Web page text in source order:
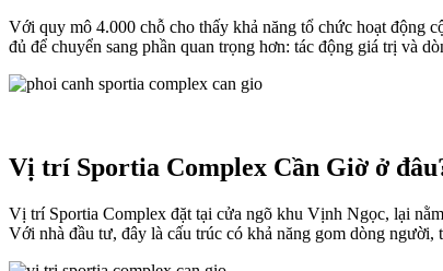
Với quy mô 4.000 chỗ cho thấy khả năng tổ chức hoạt động
đủ để chuyển sang phần quan trọng hơn: tác động giá trị và
Vị trí Sportia Complex Cần Giờ ở
Vị trí Sportia Complex đặt tại cửa ngõ khu Vịnh Ngọc, lại
Với nhà đầu tư, đây là cấu trúc có khả năng gom dòng